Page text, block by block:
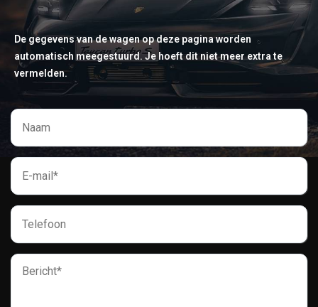
De gegevens van de wagen op deze pagina worden
automatisch meegestuurd. Je hoeft dit niet meer extra te
vermelden.